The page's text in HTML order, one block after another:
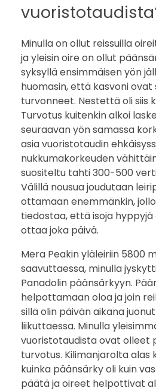
Minulla on ollut reissuilla
ja yleisin oire on ollut
syksyllä ensimmäisen yön
huomasin, että kasvoni ovat
turvonneet. Nestettä oli siis
Turvotus kuitenkin alkoi
seuraavan yön samassa
asia vuoristotaudin
nukkumakorkeuden
suositeltu tahti 300-500
Välillä nousua joudutaan
ottamaan enemmänkin,
tiedostaa, että isoja
ottaa joka päivä.
Mera Peakin yläleiriin 5800
saavuttaessa, minulla
Panadolin päänsärkyyn.
helpottamaan oloa ja join
sillä olin päivän aikana
liikuttaessa. Minulla
vuoristotaudista ovat olleet
turvotus. Kilimanjarolta alas
kuinka päänsärky oli kuin
päätä ja oireet helpottivat